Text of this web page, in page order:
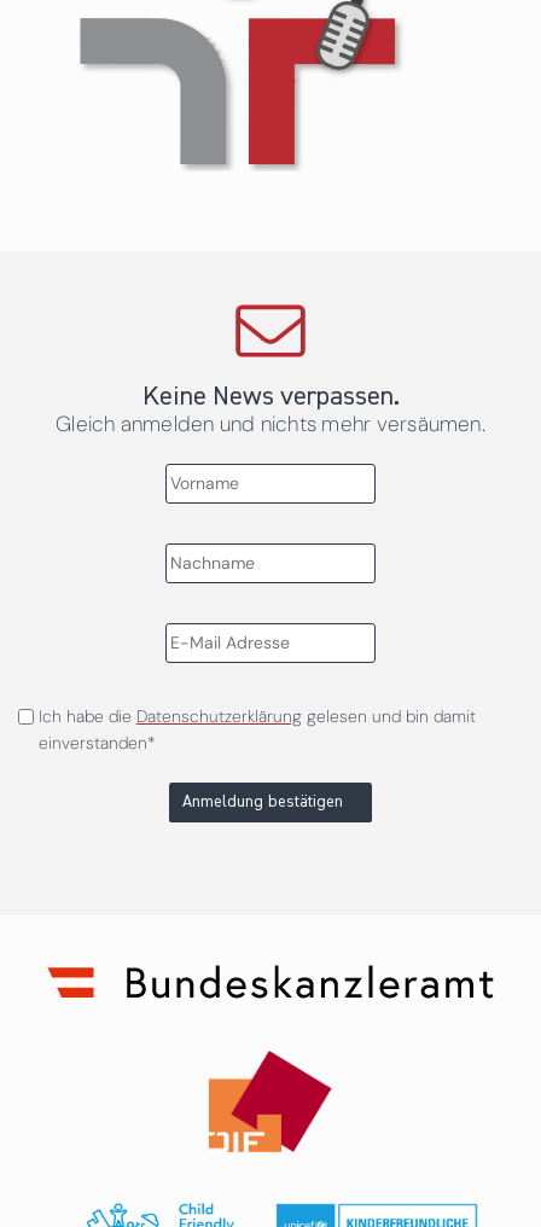
Keine News verpassen.
Gleich anmelden und nichts mehr versäumen.
Ich habe die Datenschutzerklärunggelesen und bin damit
einverstanden*
Anmeldung bestätigen